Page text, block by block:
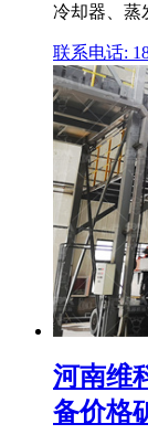
冷却器、蒸
联系电话:
河南维
备价格